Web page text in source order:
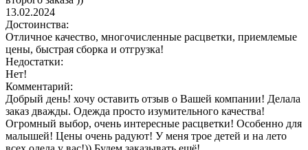
13.02.2024
Достоинства:
Отличное качество, многочисленные расцветки, приемлемые
цены, быстрая сборка и отгрузка!
Недостатки:
Нет!
Комментарий:
Добрый день! хочу оставить отзыв о Вашей компании! Делала
заказ дважды. Одежда просто изумительного качества!
Огромный выбор, очень интересные расцветки! Особенно для
малышей! Цены очень радуют! У меня трое детей и на лето